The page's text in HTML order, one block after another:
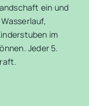
ein und
im
Jeder 5.